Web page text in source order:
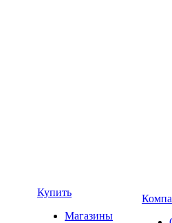
Купить
Магазины